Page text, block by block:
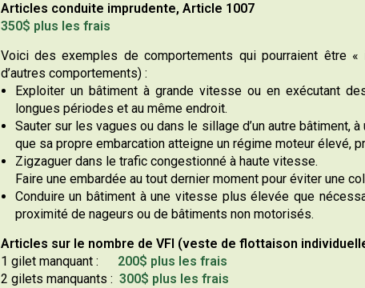
Articles conduite imprudente, Article 1007
350$ plus les frais
Voici des exemples de comportements qui pourraient être
d’autres comportements) :
Exploiter un bâtiment à grande vitesse ou en exécutant
longues périodes et au même endroit.
Sauter sur les vagues ou dans le sillage d’un autre bâtiment,
que sa propre embarcation atteigne un régime moteur élevé,
Zigzaguer dans le trafic congestionné à haute vitesse.
Faire une embardée au tout dernier moment pour éviter une
Conduire un bâtiment à une vitesse plus élevée que
proximité de nageurs ou de bâtiments non motorisés.
Articles sur le nombre de VFI (veste de flottaison
1 gilet manquant : 200$ plus les frais
2 gilets manquants : 300$ p lus les frais